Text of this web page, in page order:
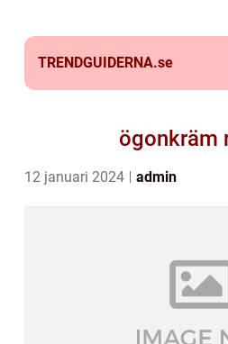
TRENDGUIDERNA.se
ögonkräm
12 januari 2024 admin